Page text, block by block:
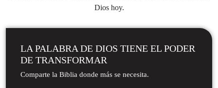
Dios hoy.
LA PALABRA DE DIOS TIENE EL PODER
DE TRANSFORMAR​
Comparte la Biblia donde más se necesita.